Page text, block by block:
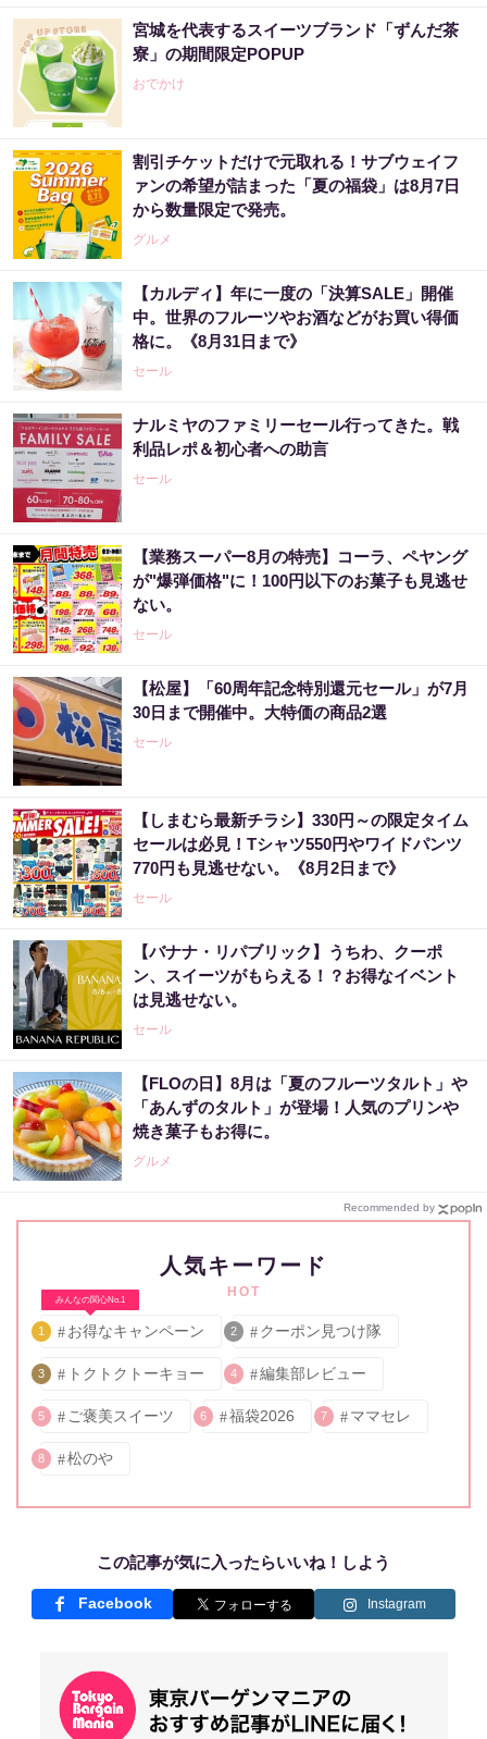
宮城を代表するスイーツブランド「ずんだ茶
寮」の期間限定POPUP
おでかけ
割引チケットだけで元取れる！サブウェイフ
ァンの希望が詰まった「夏の福袋」は8月7日
から数量限定で発売。
グルメ
【カルディ】年に一度の「決算SALE」開催
中。世界のフルーツやお酒などがお買い得価
格に。《8月31日まで》
セール
ナルミヤのファミリーセール行ってきた。戦
利品レポ＆初心者への助言
セール
【業務スーパー8月の特売】コーラ、ペヤング
が"爆弾価格"に！100円以下のお菓子も見逃せ
ない。
セール
【松屋】「60周年記念特別還元セール」が7月
30日まで開催中。大特価の商品2選
セール
【しまむら最新チラシ】330円～の限定タイム
セールは必見！Tシャツ550円やワイドパンツ
770円も見逃せない。《8月2日まで》
セール
【バナナ・リパブリック】うちわ、クーポ
ン、スイーツがもらえる！？お得なイベント
は見逃せない。
セール
【FLOの日】8月は「夏のフルーツタルト」や
「あんずのタルト」が登場！人気のプリンや
焼き菓子もお得に。
グルメ
Recommended by
人気キーワード
HOT
みんなの関心No.1
1 お得なキャンペーン 2 クーポン見つけ隊
3 トクトクトーキョー 4 編集部レビュー
5 ご褒美スイーツ 6 福袋2026 7 ママセレ
8 松のや
この記事が気に入ったらいいね！しよう
Facebook Instagram